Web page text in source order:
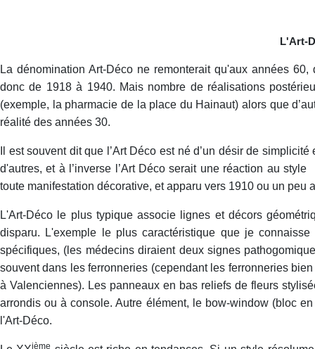
L'Art-
La dénomination Art-Déco ne remonterait qu'aux années
donc de 1918 à 1940. Mais nombre de réalisations
(exemple, la pharmacie de la place du Hainaut) alors que
réalité des années 30.
Il est souvent dit que l’Art Déco est né d’un désir de
d'autres, et à l’inverse l’Art Déco serait une réaction au style
toute manifestation décorative, et apparu vers 1910 ou un
L'Art-Déco le plus typique associe lignes et décors
disparu. L'exemple le plus caractéristique que je
spécifiques, (les médecins diraient deux signes
souvent dans les ferronneries (cependant les ferronneries
à Valenciennes). Les panneaux en bas reliefs de fleurs
arrondis ou à console. Autre élément, le bow-window (bloc
l'Art-Déco.
ième